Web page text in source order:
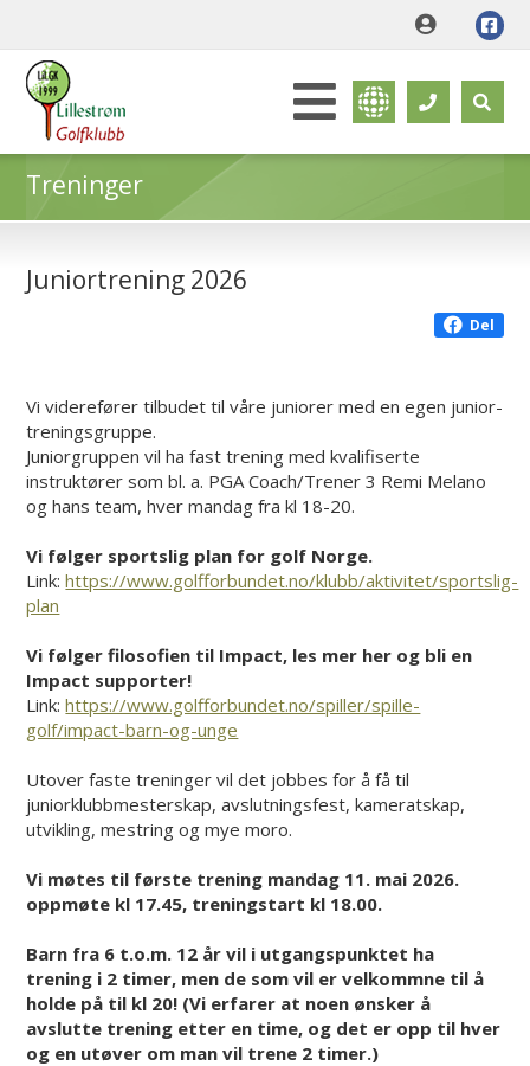
Treninger
Juniortrening 2026
Del
Vi viderefører tilbudet til våre juniorermed en egen junior-
treningsgruppe.
Juniorgruppen vil ha fast trening med kvalifiserte
instruktører som bl. a. PGA Coach/Trener 3 Remi Melano
og hans team, hver mandag fra kl 18-20.
Vi følger sportslig plan for golf Norge.
Link:https://www.golfforbundet.no/klubb/aktivitet/sportslig-
plan
Vi følger filosofien til Impact, les mer her og bli en
Impact supporter!
Link:https://www.golfforbundet.no/spiller/spille-
golf/impact-barn-og-unge
Utover faste treninger vil det jobbes for å få til
juniorklubbmesterskap, avslutningsfest, kameratskap,
utvikling, mestring og mye moro.
Vi møtes til første trening mandag 11. mai 2026.
oppmøte kl 17.45, treningstart kl 18.00.
Barn fra 6 t.o.m. 12 år vil i utgangspunktet ha
trening i 2 timer, men de som vil er velkommne til å
holde på til kl 20! (Vi erfarer at noen ønsker å
avslutte trening etter en time, og det er opp til hver
og en utøver om man vil trene 2 timer.)